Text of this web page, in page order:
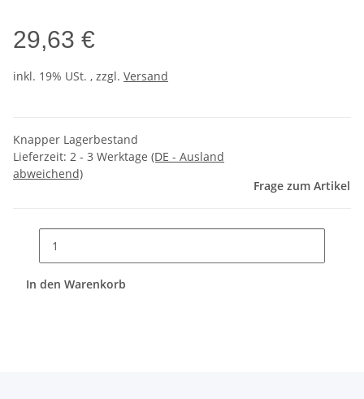
29,63 €
inkl. 19% USt. , zzgl. Versand
Knapper Lagerbestand
Lieferzeit: 2 - 3 Werktage (DE - Ausland
abweichend)
Frage zum Artikel
In den Warenkorb